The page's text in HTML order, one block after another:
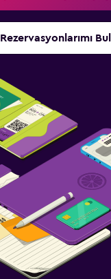
Rezervasyonlarımı Bul